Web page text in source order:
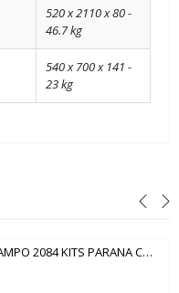
520 x 2110 x 80 -
46.7 kg
540 x 700 x 141 -
23 kg
BALCÓN 1P 400 C/ TAMPO 2084 KITS PARANA CARTAGENA NERO